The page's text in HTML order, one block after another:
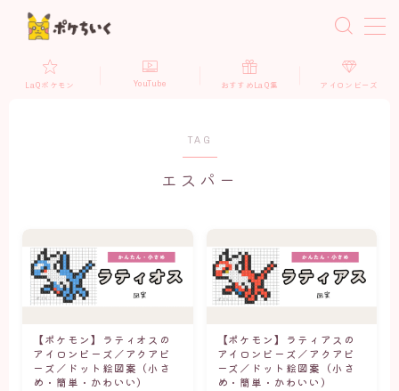
MENU
LaQ収納アイテム
LaQおすすめ商品
アイロンビーズ×ポケモン
ポケモンドット図案(かっこいい・伝説)
LaQポケモン YouTube おすすめLaQ集 アイロンビーズ
TAG
エスパー
【ポケモン】ラティオスの
アイロンビーズ／アクアビ
ーズ／ドット絵図案（小さ
め・簡単・かわいい）
【ポケモン】ラティアスの
アイロンビーズ／アクアビ
ーズ／ドット絵図案（小さ
め・簡単・かわいい）